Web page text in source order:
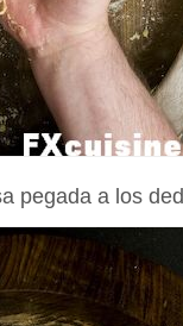
pegada a los